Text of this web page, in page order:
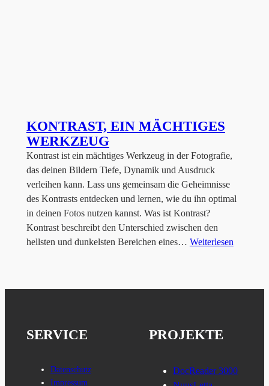
KONTRAST, EIN MÄCHTIGES
WERKZEUG
Kontrast ist ein mächtiges Werkzeug in der Fotografie,
das deinen Bildern Tiefe, Dynamik und Ausdruck
verleihen kann. Lass uns gemeinsam die Geheimnisse
des Kontrasts entdecken und lernen, wie du ihn optimal
in deinen Fotos nutzen kannst. Was ist Kontrast?
Kontrast beschreibt den Unterschied zwischen den
hellsten und dunkelsten Bereichen eines… Weiterlesen
SERVICE
Datenschutz
Impressum
PROJEKTE
DocReader 3000